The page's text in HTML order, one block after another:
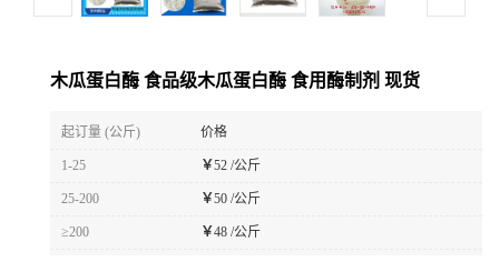
木瓜蛋白酶 食品级木瓜蛋白酶 食用酶制剂 现货
起订量 (公斤) 价格
1-25 ￥52 /公斤
25-200 ￥50 /公斤
≥200 ￥48 /公斤